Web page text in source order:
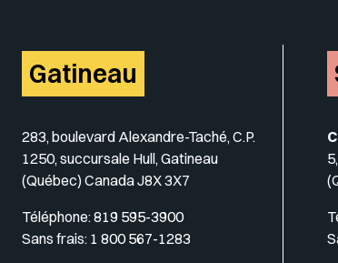
Gatineau
283, boulevard Alexandre-Taché, C.P.
1250, succursale Hull, Gatineau
(Québec) Canada J8X 3X7
Téléphone:819 595-3900
Sans frais: 1 800 567-1283